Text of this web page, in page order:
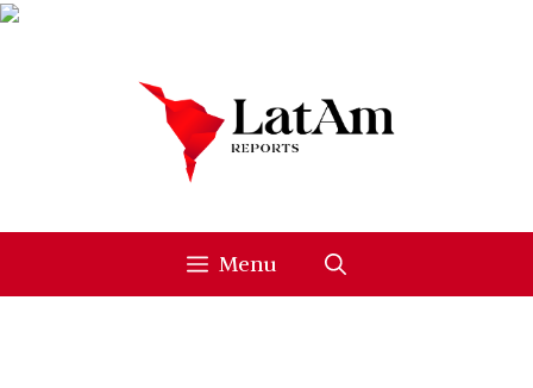
Skip
Menu